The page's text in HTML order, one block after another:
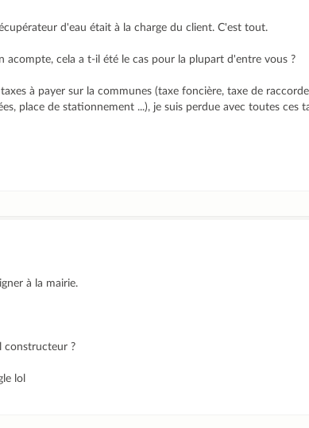
d'eau était à la charge du client. C'est tout.
acompte, cela a t-il été le cas pour la plupart d'entre vous ?
à payer sur la communes (taxe foncière, taxe de
place de stationnement ...), je suis perdue avec toutes ces
à la mairie.
constructeur ?
lol